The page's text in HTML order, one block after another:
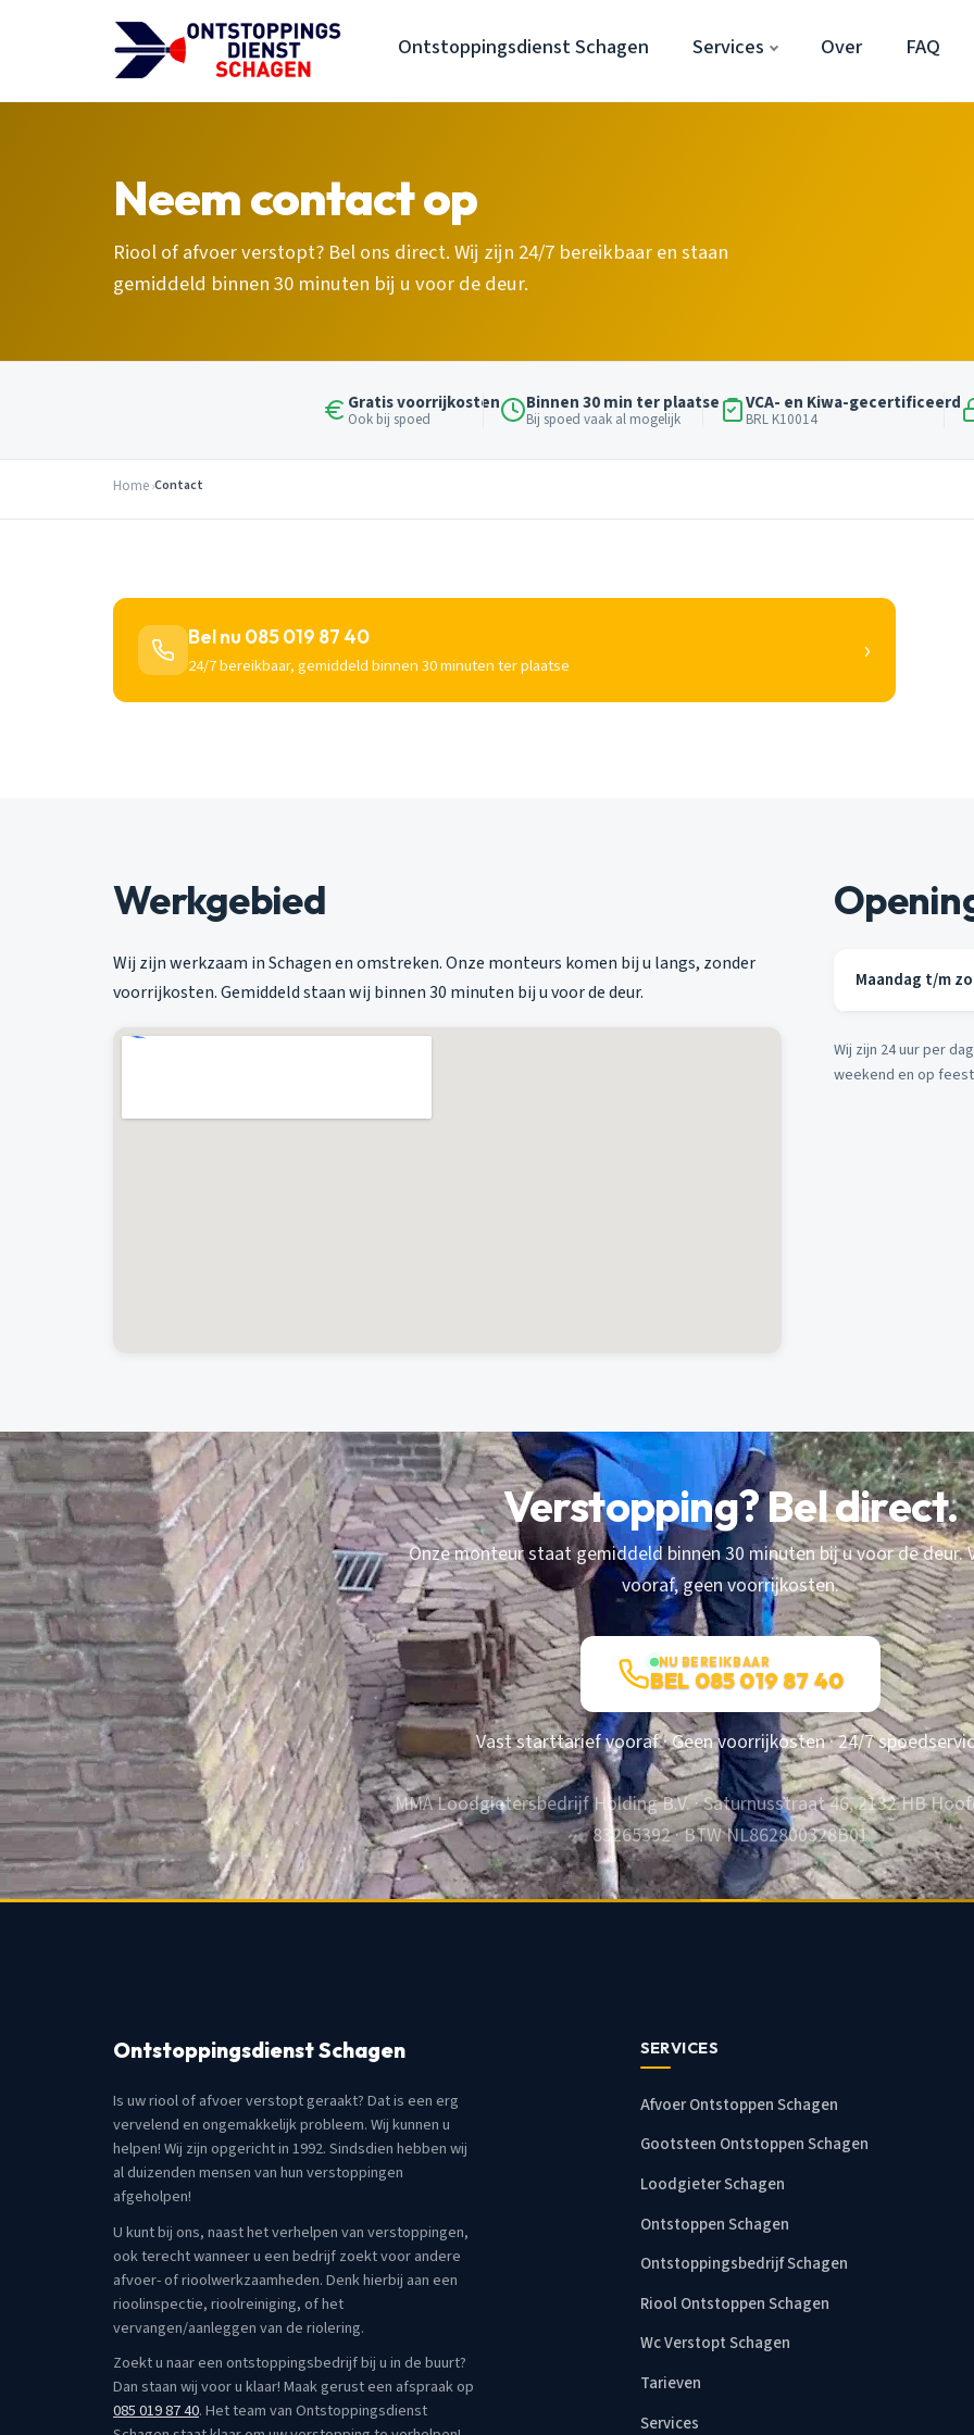
Ontstoppingsdienst Schagen Services Over FAQ
Neem contact op
Riool of afvoer verstopt? Bel ons direct. Wij zijn 24/7 bereikbaar en staan
gemiddeld binnen 30 minuten bij u voor de deur.
Gratis voorrijkosten
Ook bij spoed
Binnen 30 min ter plaatse
Bij spoed vaak al mogelijk
VCA- en Kiwa-gecertificeerd
BRL K10014
Home Contact
Bel nu 085 019 87 40
24/7 bereikbaar, gemiddeld binnen 30 minuten ter plaatse ›
Werkgebied
Wij zijn werkzaam in Schagen en omstreken. Onze monteurs komen bij u langs, zonder
voorrijkosten. Gemiddeld staan wij binnen 30 minuten bij u voor de deur.
Maandag t/m
Wij zijn 24 uur per
weekend en op
Verstopping? Bel direct.
Onze monteur staat gemiddeld binnen 30 minuten bij u voor de deur.
vooraf, geen voorrijkosten.
NU BEREIKBAAR
BEL 085 019 87 40
Vast starttarief vooraf · Geen voorrijkosten · 24/7
MMA Loodgietersbedrijf Holding B.V. · Saturnusstraat 46, 2132 HB
83265392 · BTW NL862800328B01
Ontstoppingsdienst Schagen
Is uw riool of afvoer verstopt geraakt? Dat is een erg
vervelend en ongemakkelijk probleem. Wij kunnen u
helpen! Wij zijn opgericht in 1992. Sindsdien hebben wij
al duizenden mensen van hun verstoppingen
afgeholpen!
U kunt bij ons, naast het verhelpen van verstoppingen,
ook terecht wanneer u een bedrijf zoekt voor andere
afvoer- of rioolwerkzaamheden. Denk hierbij aan een
rioolinspectie, rioolreiniging, of het
vervangen/aanleggen van de riolering.
Zoekt u naar een ontstoppingsbedrijf bij u in de buurt?
Dan staan wij voor u klaar! Maak gerust een afspraak op
085 019 87 40. Het team van Ontstoppingsdienst
SERVICES
Afvoer Ontstoppen Schagen
Gootsteen Ontstoppen Schagen
Loodgieter Schagen
Ontstoppen Schagen
Ontstoppingsbedrijf Schagen
Riool Ontstoppen Schagen
Wc Verstopt Schagen
Tarieven
Services